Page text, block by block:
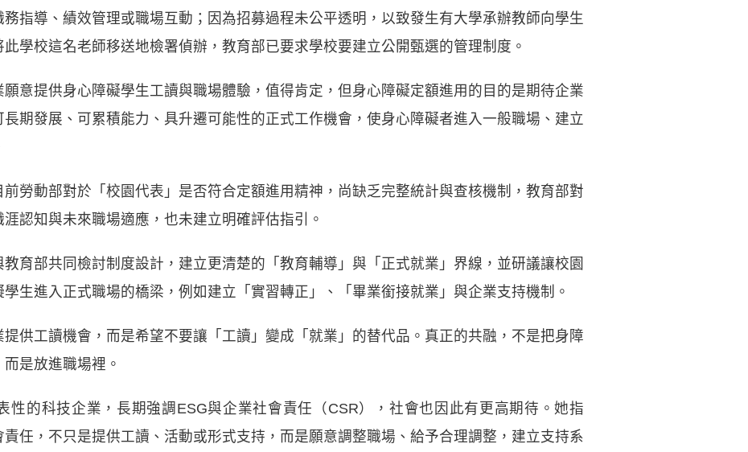
指導、績效管理或職場互動；因為招募過程未公平透明，以致發生有大學承辦教師向學生
學校這名老師移送地檢署偵辦，教育部已要求學校要建立公開甄選的管理制度。
意提供身心障礙學生工讀與職場體驗，值得肯定，但身心障礙定額進用的目的是期待企業
期發展、可累積能力、具升遷可能性的正式工作機會，使身心障礙者進入一般職場、建立
勞動部對於「校園代表」是否符合定額進用精神，尚缺乏完整統計與查核機制，教育部對
認知與未來職場適應，也未建立明確評估指引。
育部共同檢討制度設計，建立更清楚的「教育輔導」與「正式就業」界線，並研議讓校園
生進入正式職場的橋梁，例如建立「實習轉正」、「畢業銜接就業」與企業支持機制。
供工讀機會，而是希望不要讓「工讀」變成「就業」的替代品。真正的共融，不是把身障
是放進職場裡。
性的科技企業，長期強調ESG與企業社會責任（CSR），社會也因此有更高期待。她指
任，不只是提供工讀、活動或形式支持，而是願意調整職場、給予合理調整，建立支持系